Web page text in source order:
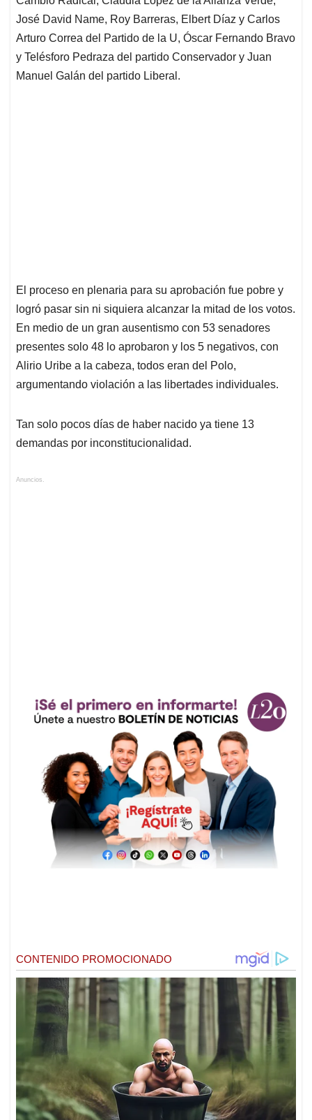
José David Name, Roy Barreras, Elbert Díaz y Carlos
Arturo Correa del Partido de la U, Óscar Fernando Bravo
y Telésforo Pedraza del partido Conservador y Juan
Manuel Galán del partido Liberal.
El proceso en plenaria para su aprobación fue pobre y
logró pasar sin ni siquiera alcanzar la mitad de los votos.
En medio de un gran ausentismo con 53 senadores
presentes solo 48 lo aprobaron y los 5 negativos, con
Alirio Uribe a la cabeza, todos eran del Polo,
argumentando violación a las libertades individuales.
Tan solo pocos días de haber nacido ya tiene 13
demandas por inconstitucionalidad.
Anuncios.